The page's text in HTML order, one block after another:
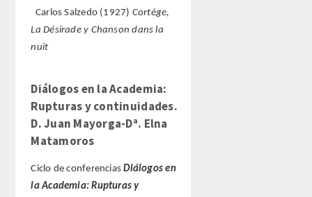
Carlos Salzedo (1927) Cortège,
La Désirade y Chanson dans la
nuit
Diálogos en la Academia:
Rupturas y continuidades.
D. Juan Mayorga-Dª. Elna
Matamoros
Ciclo de conferenciasDiálogos en
la Academia: Rupturas y